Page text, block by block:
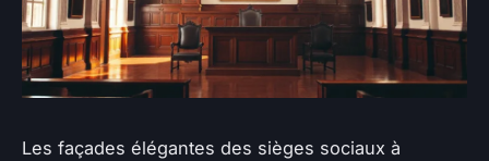
Les façades élégantes des sièges sociaux à